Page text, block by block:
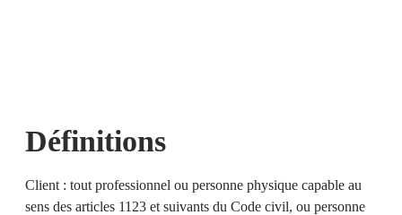
Définitions
Client : tout professionnel ou personne physique capable au
sens des articles 1123 et suivants du Code civil, ou personne